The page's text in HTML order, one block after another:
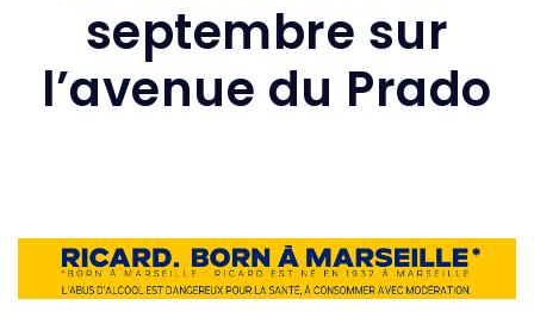
septembre sur
l’avenue du Prado